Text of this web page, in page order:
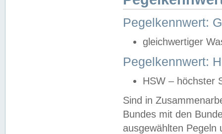
Pegelkennwert:
gleichwertiger
Pegelkennwert:
HSW – höchster
Sind in
Bundes mit den
ausgewählten